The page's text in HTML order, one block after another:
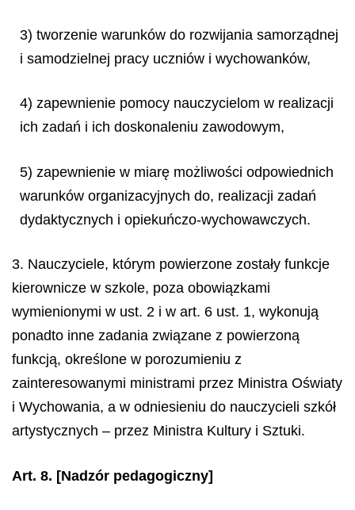
3) tworzenie warunków do rozwijania samorządnej
i samodzielnej pracy uczniów i wychowanków,
4) zapewnienie pomocy nauczycielom w realizacji
ich zadań i ich doskonaleniu zawodowym,
5) zapewnienie w miarę możliwości odpowiednich
warunków organizacyjnych do, realizacji zadań
dydaktycznych i opiekuńczo-wychowawczych.
3. Nauczyciele, którym powierzone zostały funkcje
kierownicze w szkole, poza obowiązkami
wymienionymi w ust. 2 i w art. 6 ust. 1, wykonują
ponadto inne zadania związane z powierzoną
funkcją, określone w porozumieniu z
zainteresowanymi ministrami przez Ministra Oświaty
i Wychowania, a w odniesieniu do nauczycieli szkół
artystycznych – przez Ministra Kultury i Sztuki.
Art. 8. [Nadzór pedagogiczny]